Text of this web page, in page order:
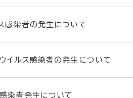
感染者の発生について
イルス感染者の発生について
染者発生について